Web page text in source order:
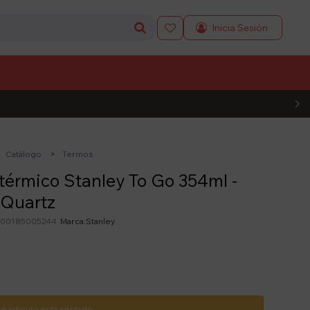

Catálogo Termos
Stanley To Go 354ml -
Stanley